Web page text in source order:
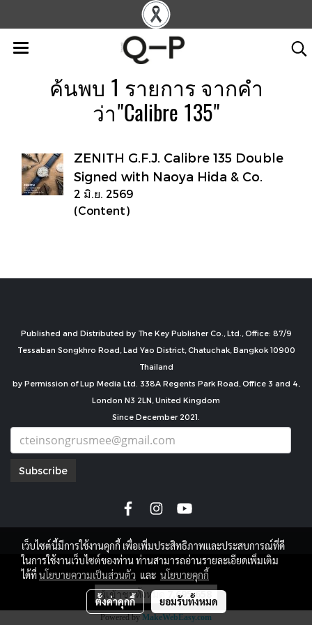
ค้นพบ 1 รายการ จากคำ
ว่า"Calibre 135"
ZENITH G.F.J. Calibre 135 Double
Signed with Naoya Hida & Co.
2 มิ.ย. 2569
(Content)
Published and Distributed by The Key Publisher Co., Ltd., Office: 87/9
Tessaban Songkhro Road, Lad Yao District, Chatuchak, Bangkok 10900
Thailand
by Permission of Lup Media Ltd. 338A Regents Park Road, Office 3 and 4,
London N3 2LN, United Kingdom
Since December 2021.
Subscribe
copyright by
ผู้เข้าชมทั้งหมด7,695,658
Powered byMakeWebEasy.com
เว็บไซต์นี้มีการใช้งานคุกกี้ เพื่อเพิ่มประสิทธิภาพและประสบการณ์ที่ดี
ในการใช้งานเว็บไซต์ของท่าน ท่านสามารถอ่านรายละเอียดเพิ่มเติม
ได้ที่นโยบายความเป็นส่วนตัว และ นโยบายคุกกี้
ตั้งค่าคุกกี้ ยอมรับทั้งหมด